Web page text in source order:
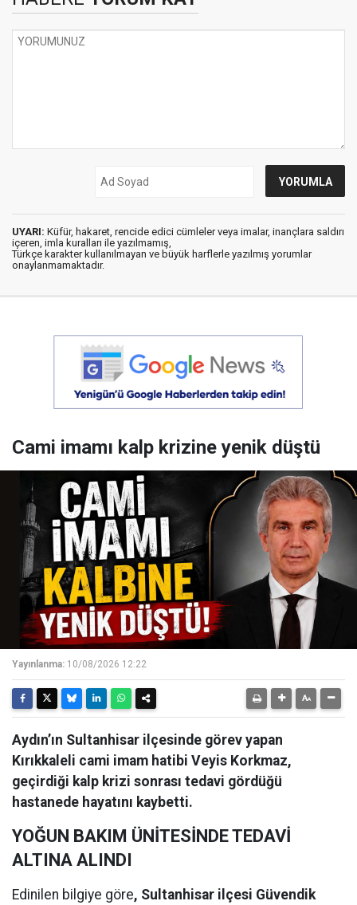
UYARI: Küfür, hakaret, rencide edici cümleler veya imalar, inançlara saldırı
içeren, imla kuralları ile yazılmamış,
Türkçe karakter kullanılmayan ve büyük harflerle yazılmış yorumlar
onaylanmamaktadır.
Cami imamı kalp krizine yenik düştü
Yayınlanma: 10/08/2026 12:22
Aydın’ın Sultanhisar ilçesinde görev yapan
Kırıkkaleli cami imam hatibi Veyis Korkmaz,
geçirdiği kalp krizi sonrası tedavi gördüğü
hastanede hayatını kaybetti.
YOĞUN BAKIM ÜNİTESİNDE TEDAVİ
ALTINA ALINDI
Edinilen bilgiye göre, Sultanhisar ilçesi Güvendik